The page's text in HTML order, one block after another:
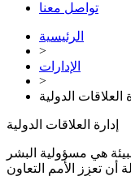
تواصل معنا
الرئيسية
>
الإدارات
>
العلاقات الدولية
إدارة العلاقات الدولية
هي مسؤولية البشر
أن تعزز الأمم التعاون